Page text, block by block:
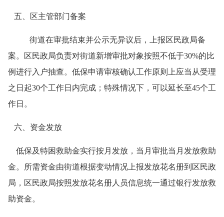
五、区主管部门备案
街道在审批结束并公示无异议后，上报区民政局备
案。区民政局负责对街道新增审批对象按照不低于30%的比
例进行入户抽查。低保申请审核确认工作原则上应当从受理
之日起30个工作日内完成；特殊情况下，可以延长至45个工
作日。
六、资金发放
低保及特困救助金实行按月发放，当月审批当月发放救助
金。所需资金由街道根据变动情况上报发放花名册到区民政
局，区民政局按照发放花名册人员信息统一通过银行发放救
助资金。